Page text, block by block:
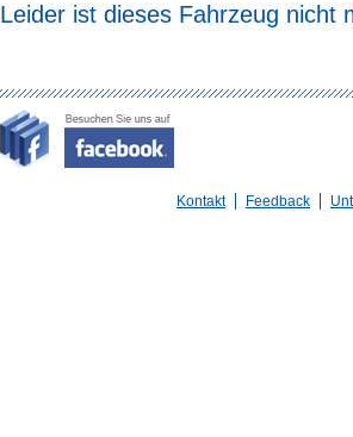
Leider ist dieses Fahrzeug nicht
Kontakt
Feedback